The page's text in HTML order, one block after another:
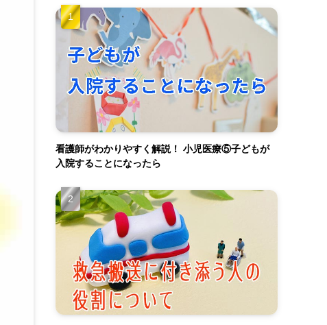
看護師がわかりやすく解説！ 小児医療⑤子どもが
入院することになったら